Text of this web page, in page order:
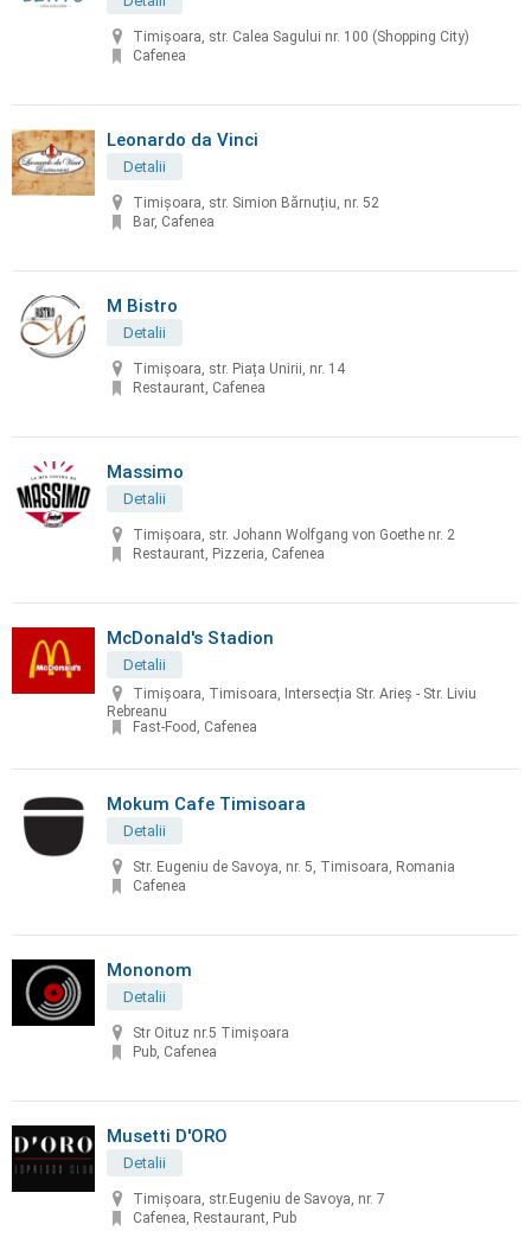
Timișoara, str. Calea Sagului nr. 100 (Shopping City)
Cafenea
Leonardo da Vinci
Detalii
Timișoara, str. Simion Bărnuțiu, nr. 52
Bar, Cafenea
M Bistro
Detalii
Timișoara, str. Piața Unirii, nr. 14
Restaurant, Cafenea
Massimo
Detalii
Timișoara, str. Johann Wolfgang von Goethe nr. 2
Restaurant, Pizzeria, Cafenea
McDonald's Stadion
Detalii
Timișoara, Timisoara, Intersecția Str. Arieș - Str. Liviu
Rebreanu
Fast-Food, Cafenea
Mokum Cafe Timisoara
Detalii
Str. Eugeniu de Savoya, nr. 5, Timisoara, Romania
Cafenea
Mononom
Detalii
Str Oituz nr.5 Timișoara
Pub, Cafenea
Musetti D'ORO
Detalii
Timișoara, str.Eugeniu de Savoya, nr. 7
Cafenea, Restaurant, Pub